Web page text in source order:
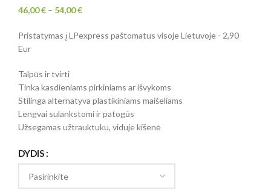
46,00€ – 54,00€
Pristatymas į LPexpress paštomatus visoje Lietuvoje - 2,90
Eur
Talpūs ir tvirti
Tinka kasdieniams pirkiniams ar išvykoms
Stilinga alternatyva plastikiniams maišeliams
Lengvai sulankstomi ir patogūs
Užsegamas užtrauktuku, viduje kišenė
DYDIS